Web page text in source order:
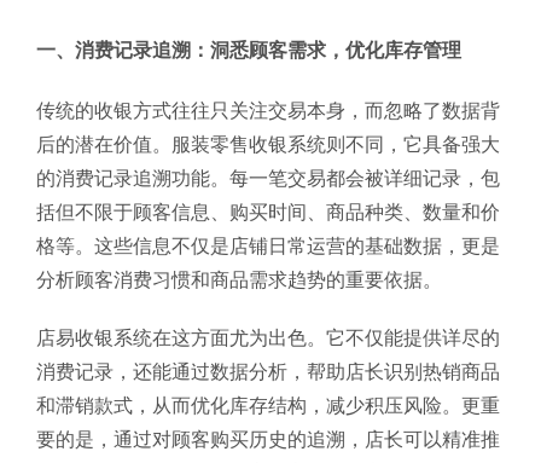
一、消费记录追溯：洞悉顾客需求，优化库存管理
传统的收银方式往往只关注交易本身，而忽略了数据背
后的潜在价值。服装零售收银系统则不同，它具备强大
的消费记录追溯功能。每一笔交易都会被详细记录，包
括但不限于顾客信息、购买时间、商品种类、数量和价
格等。这些信息不仅是店铺日常运营的基础数据，更是
分析顾客消费习惯和商品需求趋势的重要依据。
店易收银系统在这方面尤为出色。它不仅能提供详尽的
消费记录，还能通过数据分析，帮助店长识别热销商品
和滞销款式，从而优化库存结构，减少积压风险。更重
要的是，通过对顾客购买历史的追溯，店长可以精准推